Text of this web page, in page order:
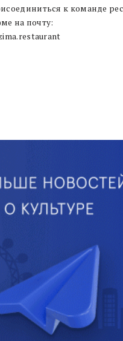
к команде
на почту: